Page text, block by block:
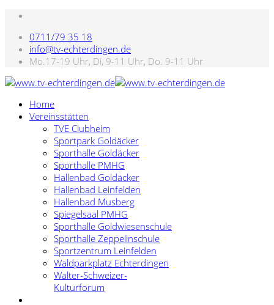
0711/79 35 18
info@tv-echterdingen.de
Mo.17-19 Uhr, Di, 9-11 Uhr, Do. 9-11 Uhr
Home
Vereinsstätten
TVE Clubheim
Sportpark Goldäcker
Sporthalle Goldäcker
Sporthalle PMHG
Hallenbad Goldäcker
Hallenbad Leinfelden
Hallenbad Musberg
Spiegelsaal PMHG
Sporthalle Goldwiesenschule
Sporthalle Zeppelinschule
Sportzentrum Leinfelden
Waldparkplatz Echterdingen
Walter-Schweizer-
Kulturforum